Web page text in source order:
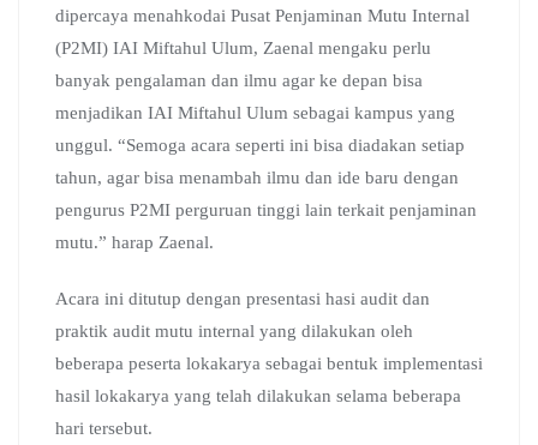
dipercaya menahkodai Pusat Penjaminan Mutu Internal
(P2MI) IAI Miftahul Ulum, Zaenal mengaku perlu
banyak pengalaman dan ilmu agar ke depan bisa
menjadikan IAI Miftahul Ulum sebagai kampus yang
unggul. “Semoga acara seperti ini bisa diadakan setiap
tahun, agar bisa menambah ilmu dan ide baru dengan
pengurus P2MI perguruan tinggi lain terkait penjaminan
mutu.” harap Zaenal.
Acara ini ditutup dengan presentasi hasi audit dan
praktik audit mutu internal yang dilakukan oleh
beberapa peserta lokakarya sebagai bentuk implementasi
hasil lokakarya yang telah dilakukan selama beberapa
hari tersebut.